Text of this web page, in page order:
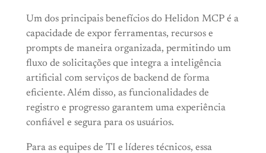
Um dos principais benefícios do Helidon MCP é a
capacidade de expor ferramentas, recursos e
prompts de maneira organizada, permitindo um
fluxo de solicitações que integra a inteligência
artificial com serviços de backend de forma
eficiente. Além disso, as funcionalidades de
registro e progresso garantem uma experiência
confiável e segura para os usuários.
Para as equipes de TI e líderes técnicos, essa